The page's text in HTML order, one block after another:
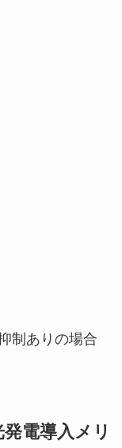
制ありの場合
電導入メリ